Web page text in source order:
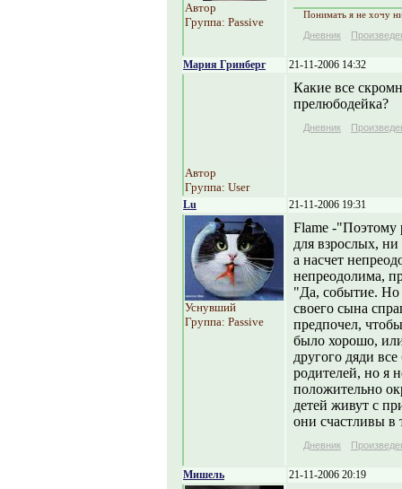
Автор
Группа: Passive
Понимать я не хочу
Дневник
Мария Гринберг 21-11-2006 14:32
Автор
Группа: User
Какие все
прелюбодейка?
Дневник
Lu 21-11-2006 19:31
Уснувший
Группа: Passive
Flame -"Поэтому
для взрослых, ни
а насчет
непреодолима,
"Да, событие. Но
своего сына
предпочел,
было хорошо,
другого дяди
родителей, но я
положительно
детей живут с
они счастливы в
Дневник
Мишель 21-11-2006 20:19